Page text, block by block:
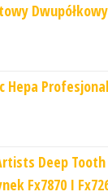
Hepa
Deep
Fx7870 I